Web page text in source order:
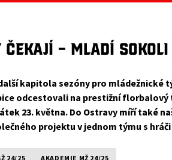
– mladí
kapitola sezóny pro mládežnické
odcestovali na prestižní
23. května. Do Ostravy míří také
projektu v jednom týmu s
24/25 AKADEMIE MŽ 24/25